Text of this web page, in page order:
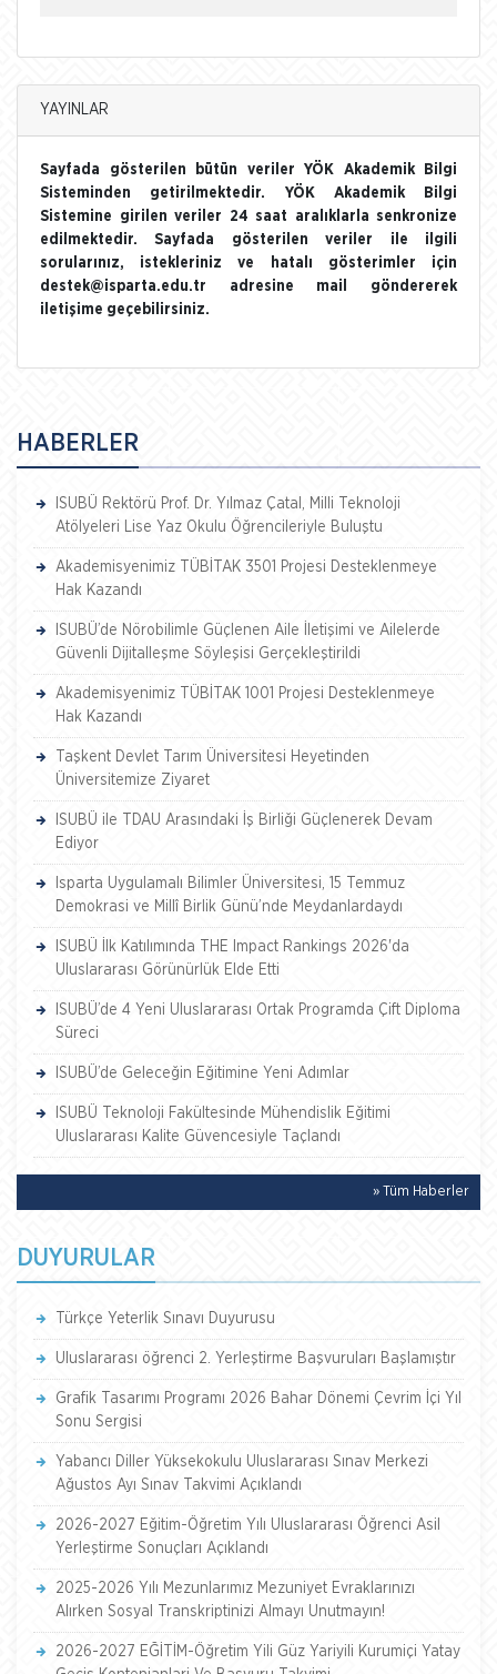
YAYINLAR
Sayfada gösterilen bütün veriler YÖK Akademik Bilgi
Sisteminden getirilmektedir. YÖK Akademik Bilgi
Sistemine girilen veriler 24 saat aralıklarla senkronize
edilmektedir. Sayfada gösterilen veriler ile ilgili
sorularınız, istekleriniz ve hatalı gösterimler için
destek@isparta.edu.tr adresine mail göndererek
iletişime geçebilirsiniz.
HABERLER
ISUBÜ Rektörü Prof. Dr. Yılmaz Çatal, Milli Teknoloji
Atölyeleri Lise Yaz Okulu Öğrencileriyle Buluştu
Akademisyenimiz TÜBİTAK 3501 Projesi Desteklenmeye
Hak Kazandı
ISUBÜ’de Nörobilimle Güçlenen Aile İletişimi ve Ailelerde
Güvenli Dijitalleşme Söyleşisi Gerçekleştirildi
Akademisyenimiz TÜBİTAK 1001 Projesi Desteklenmeye
Hak Kazandı
Taşkent Devlet Tarım Üniversitesi Heyetinden
Üniversitemize Ziyaret
ISUBÜ ile TDAU Arasındaki İş Birliği Güçlenerek Devam
Ediyor
Isparta Uygulamalı Bilimler Üniversitesi, 15 Temmuz
Demokrasi ve Millî Birlik Günü’nde Meydanlardaydı
ISUBÜ İlk Katılımında THE Impact Rankings 2026'da
Uluslararası Görünürlük Elde Etti
ISUBÜ’de 4 Yeni Uluslararası Ortak Programda Çift Diploma
Süreci
ISUBÜ’de Geleceğin Eğitimine Yeni Adımlar
ISUBÜ Teknoloji Fakültesinde Mühendislik Eğitimi
Uluslararası Kalite Güvencesiyle Taçlandı
» Tüm Haberler
DUYURULAR
Türkçe Yeterlik Sınavı Duyurusu
Uluslararası öğrenci 2. Yerleştirme Başvuruları Başlamıştır
Grafik Tasarımı Programı 2026 Bahar Dönemi Çevrim İçi Yıl
Sonu Sergisi
Yabancı Diller Yüksekokulu Uluslararası Sınav Merkezi
Ağustos Ayı Sınav Takvimi Açıklandı
2026-2027 Eğitim-Öğretim Yılı Uluslararası Öğrenci Asil
Yerleştirme Sonuçları Açıklandı
2025-2026 Yılı Mezunlarımız Mezuniyet Evraklarınızı
Alırken Sosyal Transkriptinizi Almayı Unutmayın!
2026-2027 EĞİTİM-Öğretim Yili Güz Yariyili Kurumiçi Yatay